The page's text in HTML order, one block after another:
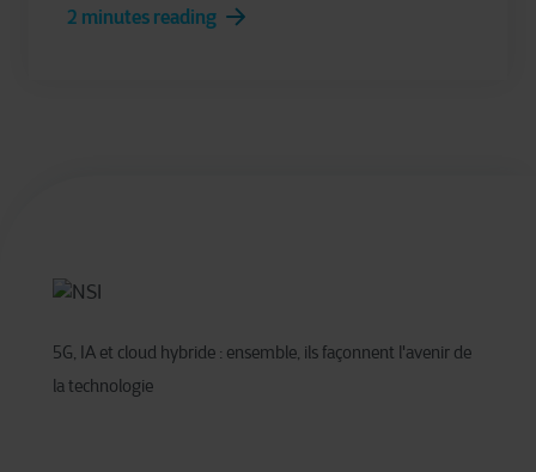
2 minutes reading
5G, IA et cloud hybride : ensemble, ils façonnent l'avenir de
la technologie